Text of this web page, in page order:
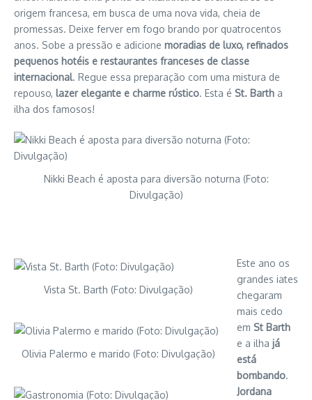
origem francesa, em busca de uma nova vida, cheia de
promessas. Deixe ferver em fogo brando por quatrocentos
anos. Sobe a pressão e adicione moradias de luxo, refinados
pequenos hotéis e restaurantes franceses de classe
internacional. Regue essa preparação com uma mistura de
repouso, lazer elegante e charme rústico. Esta é St. Barth a
ilha dos famosos!
Nikki Beach é aposta para diversão noturna (Foto:
Divulgação)
Vista St. Barth (Foto: Divulgação)
Olivia Palermo e marido (Foto: Divulgação)
Este ano os
grandes iates
chegaram
mais cedo
em St Barth
e a ilha já
está
bombando.
Jordana